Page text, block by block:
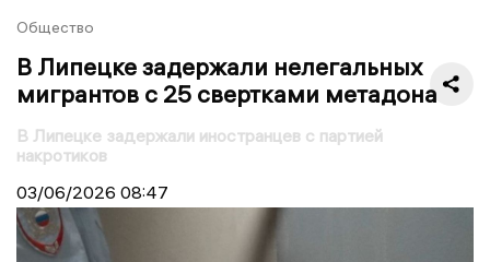
Общество
В Липецке задержали нелегальных
мигрантов с 25 свертками метадона
В Липецке задержали иностранцев с партией
накротиков
03/06/2026 08:47